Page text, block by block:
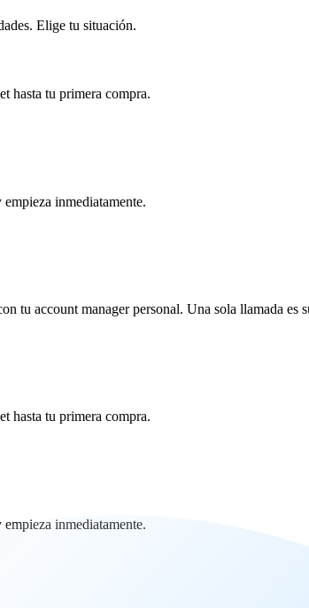
Elige tu situación.
hasta tu primera compra.
inmediatamente.
tu account manager personal. Una sola llamada es
hasta tu primera compra.
inmediatamente.